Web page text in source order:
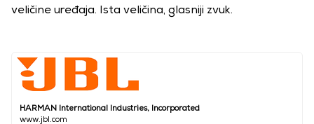
HARMAN International Industries, Incorporated
www.jbl.com
veličine uređaja. Ista veličina, glasniji zvuk.